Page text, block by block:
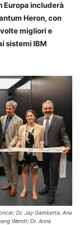
Europa includerà
Heron, con
migliori e
sistemi IBM
Dr. Jay Gambetta; Ana
Wendt; Dr. Anna